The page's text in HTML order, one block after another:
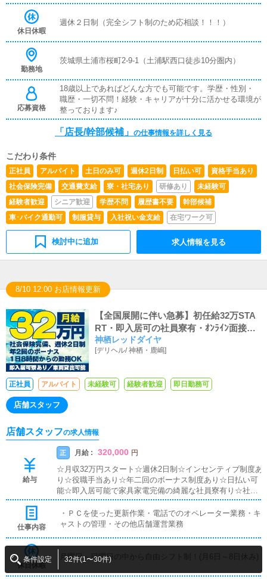
および売上の管理、スタッフ教育、求職者の面接および採
休日休暇
週休２日制（完全シフト制のため応相談！！！）
勤務地
茨城県土浦市桜町2-9-1（土浦駅西口徒歩10分圏内）
応募資格
18歳以上であればどんな方でも可能です。学歴・性別・
職歴・一切不問！経験・キャリアが十分に活かせる環境が
整っております♪
「店長/幹部候補」 の仕事情報を詳しく見る
こだわり条件
正社員 アルバイト 土日のみ可 週休2日制 日払い可
資格手当あり
社会保険完備
交通費支給 寮・社宅あり 研修あり
未経験可
経験者歓迎
シニア歓迎 学歴不問 履歴書不要
幹部候補
車･バイク通勤可
制服貸与 入社祝い金支給 在宅ワーク可
検討中に追加 求人情報を見る
8/10 12:00 お店情報更新
【全国展開に伴い急募】初任給32万STA
RT・即入居可の社員寮有・ｵﾝﾗｲﾝ面接可
能・交通費全額支給
神栖レッドダイヤ
[デリヘル/神栖・鹿嶋]
正社員 アルバイト 未経験可 経験者歓迎 即日勤務可
店舗スタッフ
店舗スタッフの求人情報
給与
正 月給 : 320,000 円
☆月収32万円スタート☆週休2日制☆インセンティブ制度あ
り☆役職手当あり☆年二回のボーナス制度あり☆日払い可
能☆即入居可能で家具家電完備の綺麗な社員寮有り☆社用
車貸し出し可能☆ガソリン代支給
仕事内容
・ＰＣを使った更新作業・電話でのオペレーター業務・キ
ャストの管理・その他店舗運営業務
休日休暇
月曜日～日曜日の中から自由シフト制！(月6日～8日休み)
条件設定 32件(1〜30件)